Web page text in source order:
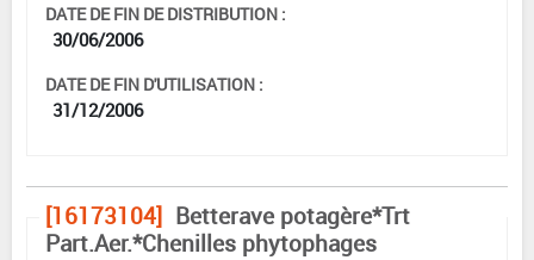
DATE DE FIN DE DISTRIBUTION :
30/06/2006
DATE DE FIN D'UTILISATION :
31/12/2006
[16173104] Betterave potagère*Trt
Part.Aer.*Chenilles phytophages